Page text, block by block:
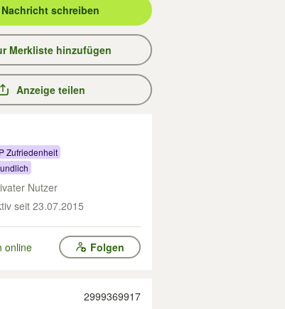
Nachricht schreiben
Merkliste hinzufügen
Anzeige teilen
Zufriedenheit
Nutzer
seit 23.07.2015
online Folgen
2999369917